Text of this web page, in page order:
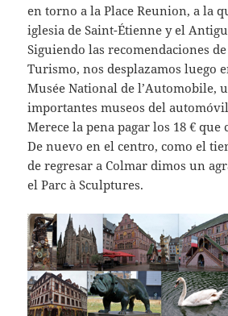
en torno a la Place Reunion, a la
iglesia de Saint-Étienne y el
Siguiendo las recomendaciones
Turismo, nos desplazamos luego
Musée National de l’Automobile,
importantes museos del
Merece la pena pagar los 18 € que
De nuevo en el centro, como el
de regresar a Colmar dimos un
el Parc à Sculptures.